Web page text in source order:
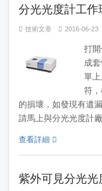
分光光度計工
技術文章 2016-06-23
打
成
單
符
的損壞，如發現有遺
請馬上與分光光度計
查看詳細
紫外可見分光